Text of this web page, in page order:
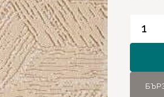
Килим
11331
Крем